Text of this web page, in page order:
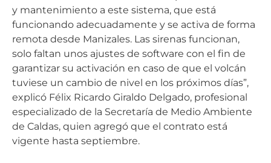
y mantenimiento a este sistema, que está
funcionando adecuadamente y se activa de forma
remota desde Manizales. Las sirenas funcionan,
solo faltan unos ajustes de software con el fin de
garantizar su activación en caso de que el volcán
tuviese un cambio de nivel en los próximos días”,
explicó Félix Ricardo Giraldo Delgado, profesional
especializado de la Secretaría de Medio Ambiente
de Caldas, quien agregó que el contrato está
vigente hasta septiembre.